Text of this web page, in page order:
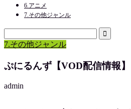
6.アニメ
7.その他ジャンル
7.その他ジャンル
ぷにるんず【VOD配信情報】
admin